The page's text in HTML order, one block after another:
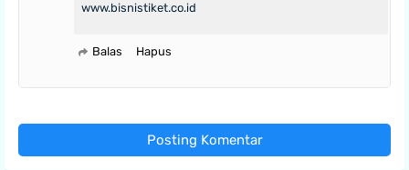
www.bisnistiket.co.id
Balas Hapus
Posting Komentar